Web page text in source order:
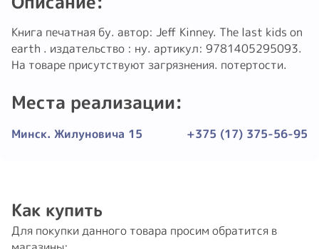
Книга печатная бу. автор: Jeff Kinney. The last kids on
earth . издательство : ну. артикул: 9781405295093.
На товаре присутствуют загрязнения. потертости.
Места реализации:
Минск. Жилуновича 15 +375 (17) 375-56-95
Как купить
Для покупки данного товара просим обратится в